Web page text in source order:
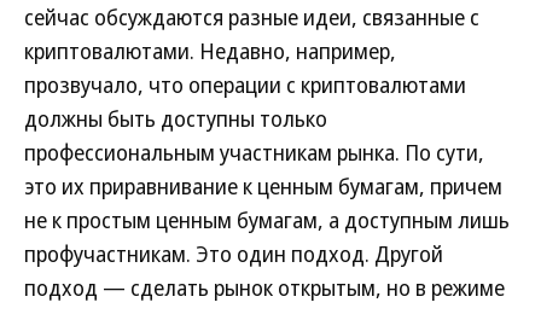
сейчас обсуждаются разные идеи, связанные с
криптовалютами. Недавно, например,
прозвучало, что операции с криптовалютами
должны быть доступны только
профессиональным участникам рынка. По сути,
это их приравнивание к ценным бумагам, причем
не к простым ценным бумагам, а доступным лишь
профучастникам. Это один подход. Другой
подход — сделать рынок открытым, но в режиме